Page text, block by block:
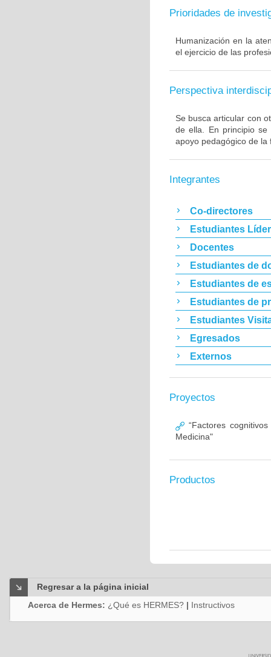
Prioridades de
Humanización en la
el ejercicio de las
Perspectiva
Se busca articular con
de ella. En principio
apoyo pedagógico de la
Integrantes
Co-directores
Estudiantes
Docentes
Estudiantes de
Estudiantes de
Estudiantes de
Estudiantes
Egresados
Externos
Proyectos
“Factores
Medicina"
Productos
Regresar a la página inicial
Acerca de Hermes: ¿Qué es HERMES? | Instructivos